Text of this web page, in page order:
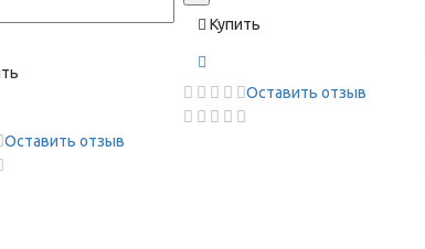
Оставить отзыв
Купить
Оставить отзыв